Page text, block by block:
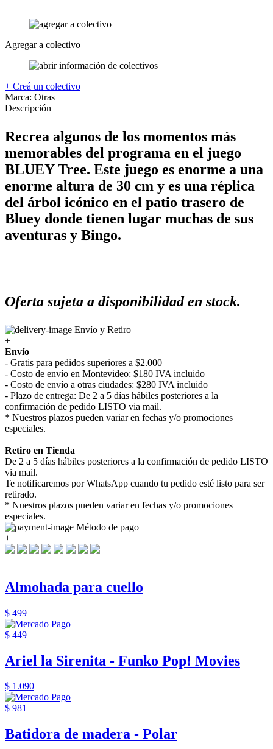
Agregar a colectivo
+ Creá un colectivo
Marca: Otras
Descripción
Recrea algunos de los momentos más
memorables del programa en el juego
BLUEY Tree. Este juego es enorme a una
enorme altura de 30 cm y es una réplica
del árbol icónico en el patio trasero de
Bluey donde tienen lugar muchas de sus
aventuras y Bingo.
Oferta sujeta a disponibilidad en stock.
Envío y Retiro
+
Envío
- Gratis para pedidos superiores a $2.000
- Costo de envío en Montevideo: $180 IVA incluido
- Costo de envío a otras ciudades: $280 IVA incluido
- Plazo de entrega: De 2 a 5 días hábiles posteriores a la
confirmación de pedido LISTO via mail.
* Nuestros plazos pueden variar en fechas y/o promociones
especiales.
Retiro en Tienda
De 2 a 5 días hábiles posteriores a la confirmación de pedido LISTO
via mail.
Te notificaremos por WhatsApp cuando tu pedido esté listo para ser
retirado.
* Nuestros plazos pueden variar en fechas y/o promociones
especiales.
Método de pago
+
Almohada para cuello
$ 499
$ 449
Ariel la Sirenita - Funko Pop! Movies
$ 1.090
$ 981
Batidora de madera - Polar